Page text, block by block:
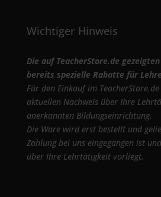
Wichtiger Hinweis
Die auf TeacherStore.de
bereits spezielle Rabatte für
Für den Einkauf im
aktuellen Nachweis über Ihre
anerkannten Bildungseinrichtung.
Die Ware wird erst bestellt und
Zahlung bei uns eingegangen ist
über Ihre Lehrtätigkeit vorliegt.